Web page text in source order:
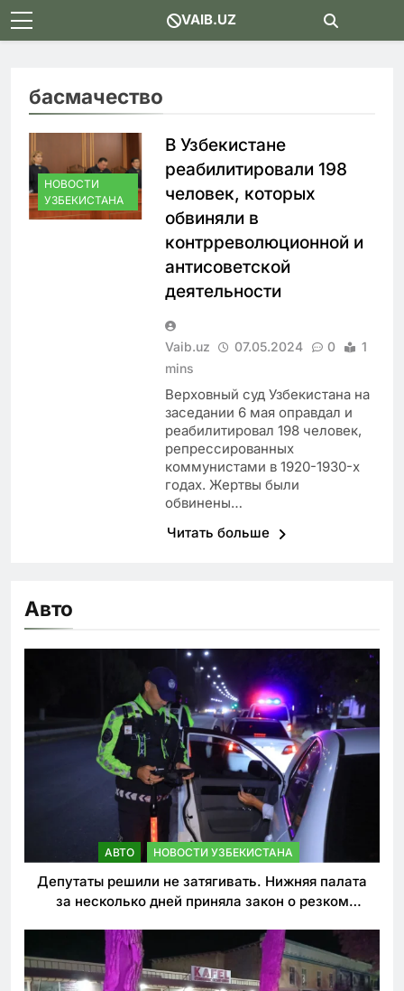
Skip
to
VAIB.UZ
басмачество
НОВОСТИ
УЗБЕКИСТАНА
В Узбекистане
реабилитировали 198
человек, которых
обвиняли в
контрреволюционной и
антисоветской
деятельности
Vaib.uz 07.05.2024 0
1
mins
Верховный суд Узбекистана на
заседании 6 мая оправдал и
реабилитировал 198 человек,
репрессированных
коммунистами в 1920-1930-х
годах. Жертвы были
обвинены…
Читать больше
Авто
АВТО НОВОСТИ УЗБЕКИСТАНА
Депутаты решили не затягивать. Нижняя палата
за несколько дней приняла закон о резком